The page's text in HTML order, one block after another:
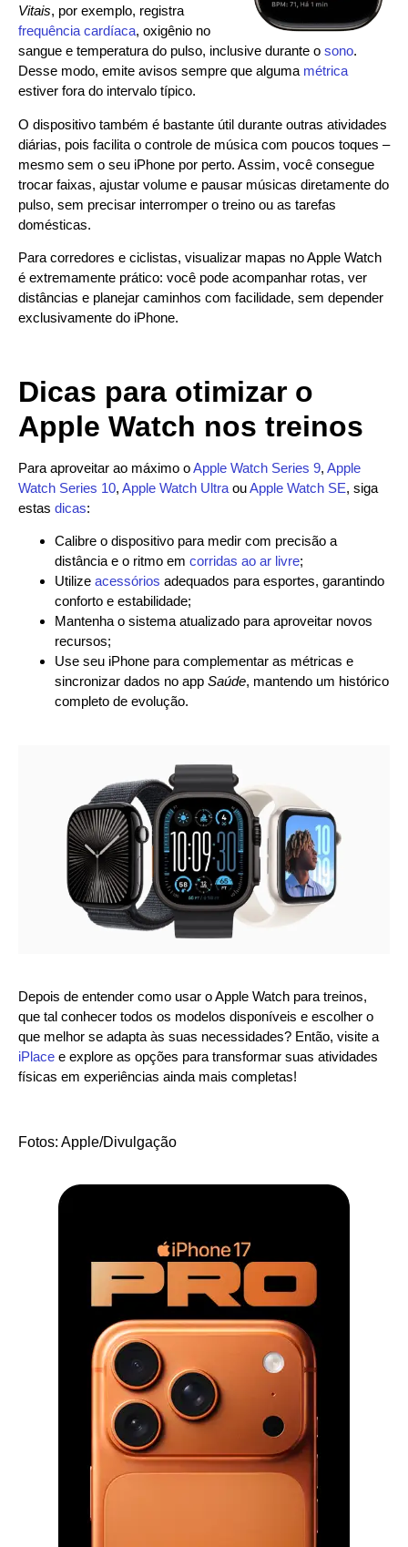
Vitais, por exemplo, registra
frequência cardíaca, oxigênio no
sangue e temperatura do pulso, inclusive durante o sono.
Desse modo, emite avisos sempre que alguma métrica
estiver fora do intervalo típico.
O dispositivo também é bastante útil durante outras atividades
diárias, pois facilita o controle de música com poucos toques –
mesmo sem o seu iPhone por perto. Assim, você consegue
trocar faixas, ajustar volume e pausar músicas diretamente do
pulso, sem precisar interromper o treino ou as tarefas
domésticas.
Para corredores e ciclistas, visualizar mapas no Apple Watch
é extremamente prático: você pode acompanhar rotas, ver
distâncias e planejar caminhos com facilidade, sem depender
exclusivamente do iPhone.
Dicas para otimizar o
Apple Watch nos treinos
Para aproveitar ao máximo oApple Watch Series 9, Apple
Watch Series 10, Apple Watch Ultra ouApple Watch SE, siga
estas dicas:
Calibre o dispositivo para medir com precisão a
distância e o ritmo em corridas ao ar livre;
Utilize acessórios adequados para esportes, garantindo
conforto e estabilidade;
Mantenha o sistema atualizado para aproveitar novos
recursos;
Use seu iPhone para complementar as métricas e
sincronizar dados no app Saúde, mantendo um histórico
completo de evolução.
Depois de entender como usar o Apple Watch para treinos,
que tal conhecer todos os modelos disponíveis e escolher o
que melhor se adapta às suas necessidades? Então, visite a
iPlace e explore as opções para transformar suas atividades
físicas em experiências ainda mais completas!
Fotos: Apple/Divulgação